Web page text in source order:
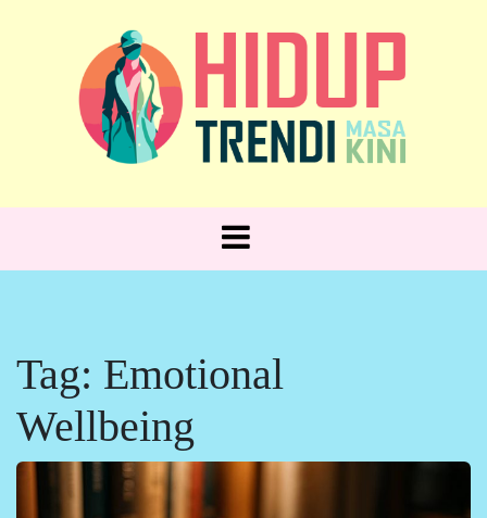
HIDUP
TRENDI
Tag: Emotional
Wellbeing